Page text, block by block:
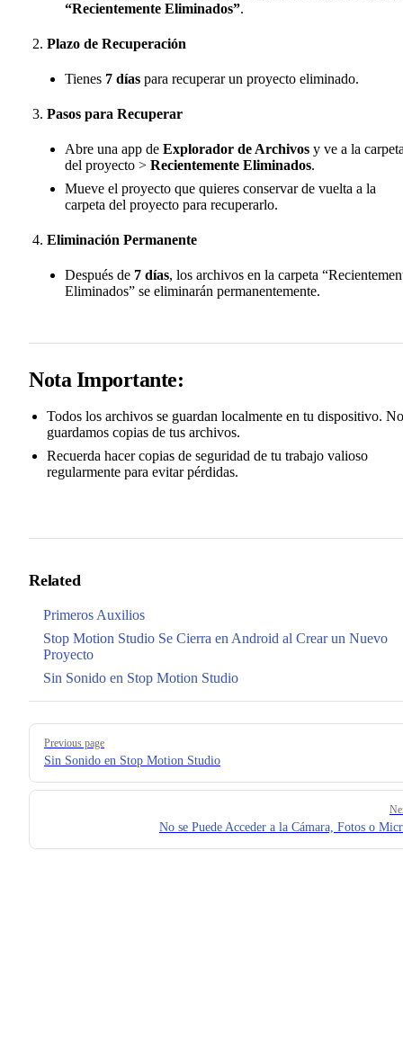
“Recientemente Eliminados”.
Plazo de Recuperación
Tienes 7 días para recuperar un proyecto eliminado.
Pasos para Recuperar
Abre una app de Explorador de Archivos y ve a la
del proyecto > Recientemente Eliminados.
Mueve el proyecto que quieres conservar de vuelta a la
carpeta del proyecto para recuperarlo.
Eliminación Permanente
Después de 7 días, los archivos en la carpeta
Eliminados” se eliminarán permanentemente.
Nota Importante:
Todos los archivos se guardan localmente en tu dispositivo. No
guardamos copias de tus archivos.
Recuerda hacer copias de seguridad de tu trabajo valioso
regularmente para evitar pérdidas.
Related
Primeros Auxilios
Stop Motion Studio Se Cierra en Android al Crear un Nuevo
Proyecto
Sin Sonido en Stop Motion Studio
Pager
Previous page
Sin Sonido en Stop Motion Studio
No se Puede Acceder a la Cámara, Fotos o